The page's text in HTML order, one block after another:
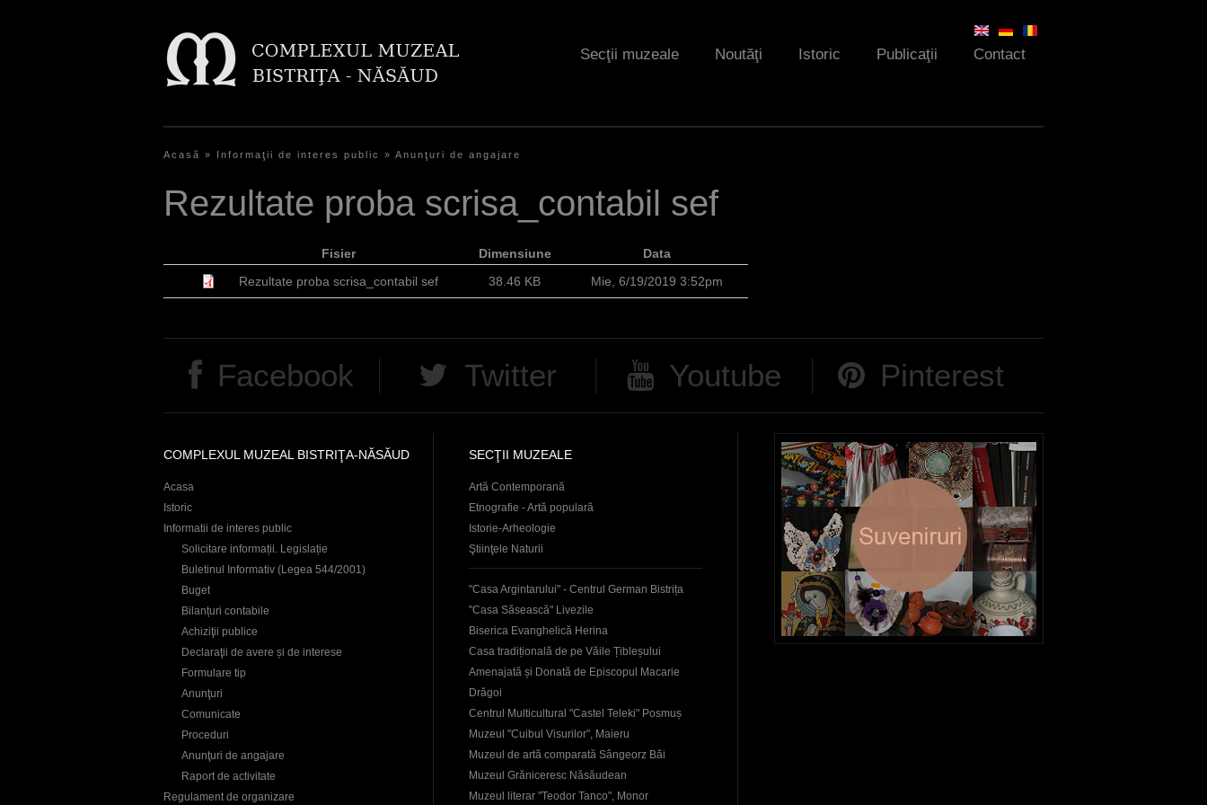
Secţii muzeale Noutăţi Istoric Publicaţii Contact
ş
i
a
Acasă » Informaţii de interes public » Anunţuri de angajare
Rezultate proba scrisa_contabil sef
Fisier Dimensiune
Data
Rezultate proba scrisa_contabil sef
38.46 KB Mie, 6/19/2019 3:52pm
Facebook Twitter Youtube Pinterest
COMPLEXUL MUZEAL BISTRIŢA-NĂSĂUD
Acasa
Istoric
Informatii de interes public
Solicitare informații. Legislație
Buletinul Informativ (Legea 544/2001)
Buget
Bilanțuri contabile
Achiziţii publice
Declaraţii de avere și de interese
Formulare tip
Anunţuri
Comunicate
Proceduri
Anunţuri de angajare
Raport de activitate
Regulament de organizare
SECŢII MUZEALE
Artă Contemporană
Etnografie - Artă populară
Istorie-Arheologie
Ştiinţele Naturii
"Casa Argintarului" - Centrul German Bistrița
"Casa Săsească" Livezile
Biserica Evanghelică Herina
Casa tradițională de pe Văile Țibleșului
Amenajată și Donată de Episcopul Macarie
Drăgoi
Centrul Multicultural "Castel Teleki" Posmuș
Muzeul "Cuibul Visurilor", Maieru
Muzeul de artă comparată Sângeorz Băi
Muzeul Grăniceresc Năsăudean
Muzeul literar "Teodor Tanco", Monor